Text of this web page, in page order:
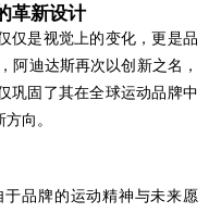
革新设计
仅是视觉上的变化，更是品
阿迪达斯再次以创新之名，
巩固了其在全球运动品牌中
向。
品牌的运动精神与未来愿